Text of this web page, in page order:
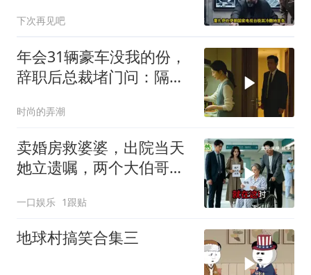
下次再见吧
年会31辆豪车没我的份，
辞职后总裁堵门问：隔壁
时尚的弄潮
卖婚房救婆婆，出院当天
她立遗嘱，两个大伯哥傻
一口娱乐 1跟贴
地球村搞笑合集三